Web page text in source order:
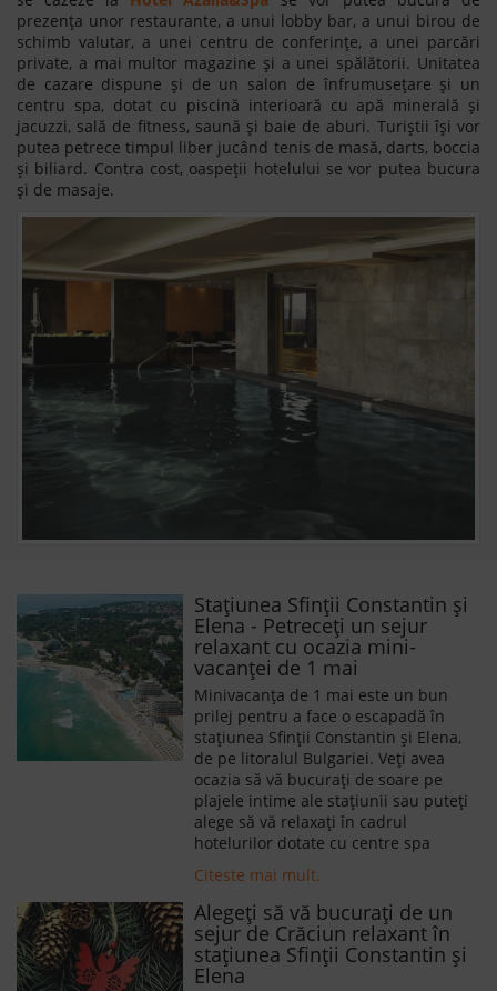
prezența unor restaurante, a unui lobby bar, a unui birou de
schimb valutar, a unei centru de conferințe, a unei parcări
private, a mai multor magazine și a unei spălătorii. Unitatea
de cazare dispune și de un salon de înfrumusețare și un
centru spa, dotat cu piscină interioară cu apă minerală și
jacuzzi, sală de fitness, saună și baie de aburi. Turiștii își vor
putea petrece timpul liber jucând tenis de masă, darts, boccia
și biliard. Contra cost, oaspeții hotelului se vor putea bucura
și de masaje.
Stațiunea Sfinții Constantin și
Elena - Petreceți un sejur
relaxant cu ocazia mini-
vacanței de 1 mai
Minivacanța de 1 mai este un bun
prilej pentru a face o escapadă în
stațiunea Sfinții Constantin și Elena,
de pe litoralul Bulgariei. Veți avea
ocazia să vă bucurați de soare pe
plajele intime ale stațiunii sau puteți
alege să vă relaxați în cadrul
hotelurilor dotate cu centre spa
Citeste mai mult.
Alegeți să vă bucurați de un
sejur de Crăciun relaxant în
stațiunea Sfinții Constantin și
Elena